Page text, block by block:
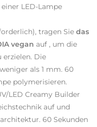
LED-Lampe
tragen Sie das
vegan auf , um die
Die
als 1 mm. 60
polymerisieren.
LED Creamy Builder
auf und
60 Sekunden